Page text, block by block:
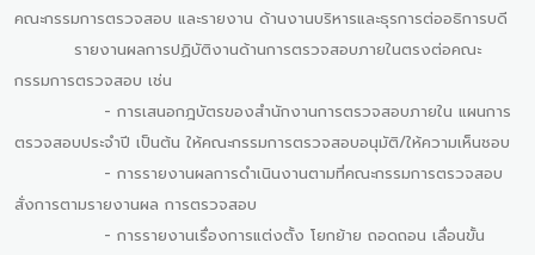
คณะกรรมการตรวจสอบ และรายงาน ด้านงานบริหารและธุรการต่ออธิการบดี
รายงานผลการปฏิบัติงานด้านการตรวจสอบภายในตรงต่อคณะ
กรรมการตรวจสอบ เช่น
- การเสนอกฎบัตรของสำนักงานการตรวจสอบภายใน แผนการ
ตรวจสอบประจำปี เป็นต้น ให้คณะกรรมการตรวจสอบอนุมัติ/ให้ความเห็นชอบ
- การรายงานผลการดำเนินงานตามที่คณะกรรมการตรวจสอบ
สั่งการตามรายงานผล การตรวจสอบ
- การรายงานเรื่องการแต่งตั้ง โยกย้าย ถอดถอน เลื่อนขั้น